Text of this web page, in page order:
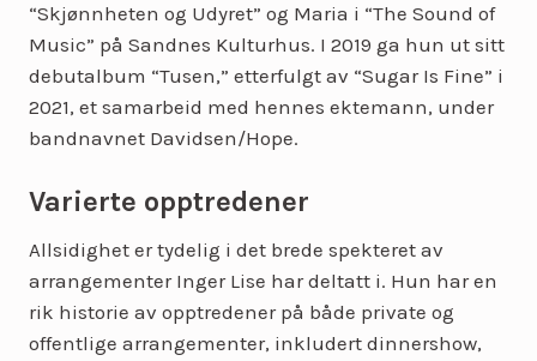
“Skjønnheten og Udyret” og Maria i “The Sound of
Music” på Sandnes Kulturhus. I 2019 ga hun ut sitt
debutalbum “Tusen,” etterfulgt av “Sugar Is Fine” i
2021, et samarbeid med hennes ektemann, under
bandnavnet Davidsen/Hope.
Varierte opptredener
Allsidighet er tydelig i det brede spekteret av
arrangementer Inger Lise har deltatt i. Hun har en
rik historie av opptredener på både private og
offentlige arrangementer, inkludert dinnershow,